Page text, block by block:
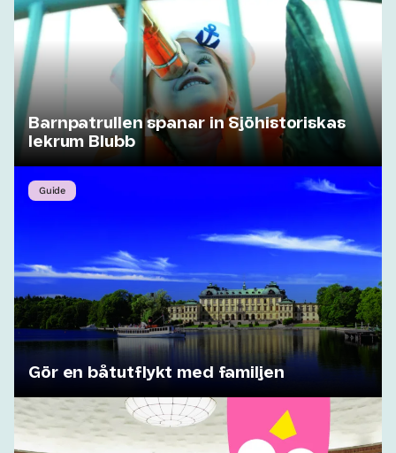
Barnpatrullen spanar in Sjöhistoriskas
lekrum Blubb
Guide
Gör en båtutflykt med familjen